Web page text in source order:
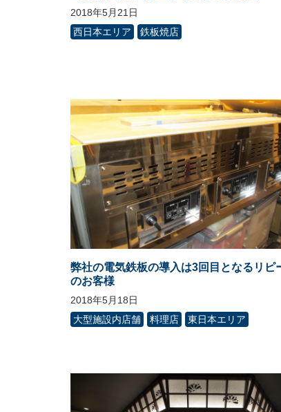
2018年5月21日
西日本エリア
鉄板焼店
弊社の電気鉄板の導入は3回目となるリピ
のお客様
2018年5月18日
大型施設内店舗
料理店 東日本エリア